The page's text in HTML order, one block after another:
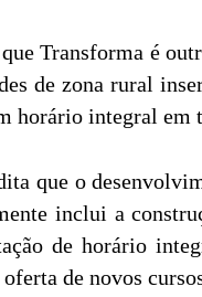
Transforma é
de zona rural
horário integral em
que o
inclui a
de horário
de novos